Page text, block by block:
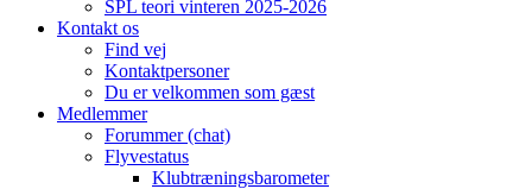
SPL teori vinteren 2025-2026
Kontakt os
Find vej
Kontaktpersoner
Du er velkommen som gæst
Medlemmer
Forummer (chat)
Flyvestatus
Klubtræningsbarometer